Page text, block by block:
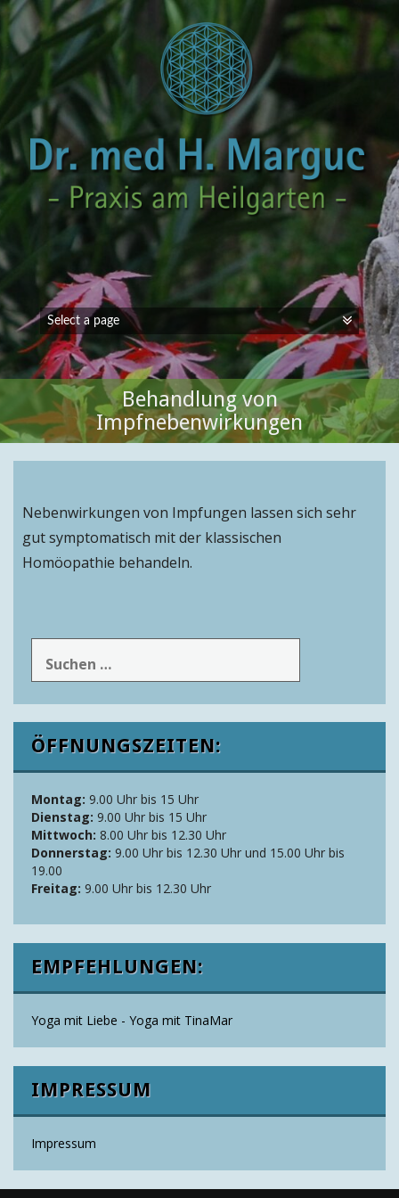
Behandlung von
Impfnebenwirkungen
Nebenwirkungen von Impfungen lassen sich sehr
gut symptomatisch mit der klassischen
Homöopathie behandeln.
ÖFFNUNGSZEITEN:
Montag: 9.00 Uhr bis 15 Uhr
Dienstag: 9.00 Uhr bis 15 Uhr
Mittwoch: 8.00 Uhr bis 12.30 Uhr
Donnerstag: 9.00 Uhr bis 12.30 Uhr und 15.00 Uhr bis
19.00
Freitag: 9.00 Uhr bis 12.30 Uhr
EMPFEHLUNGEN:
Yoga mit Liebe - Yoga mit TinaMar
IMPRESSUM
Impressum